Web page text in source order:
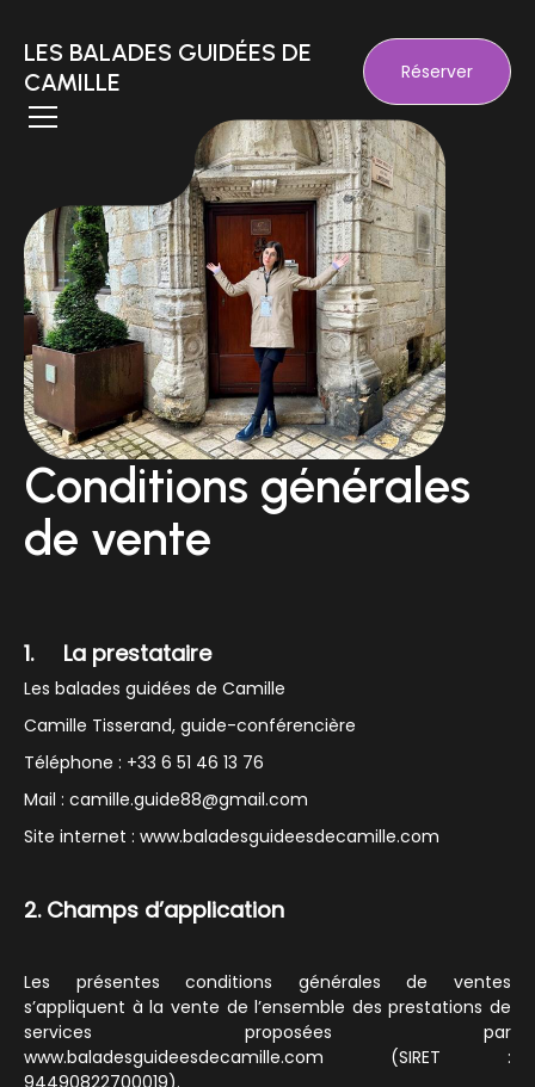
LES BALADES GUIDÉES DE
CAMILLE
Réserver
Conditions générales
de vente
1. La prestataire
Les balades guidées de Camille
Camille Tisserand, guide-conférencière
Téléphone : +33 6 51 46 13 76
Mail : camille.guide88@gmail.com
Site internet : www.baladesguideesdecamille.com
2. Champs d’application
Les présentes conditions générales de ventes
s’appliquent à la vente de l’ensemble des prestations de
services proposées par
www.baladesguideesdecamille.com (SIRET :
94490822700019).